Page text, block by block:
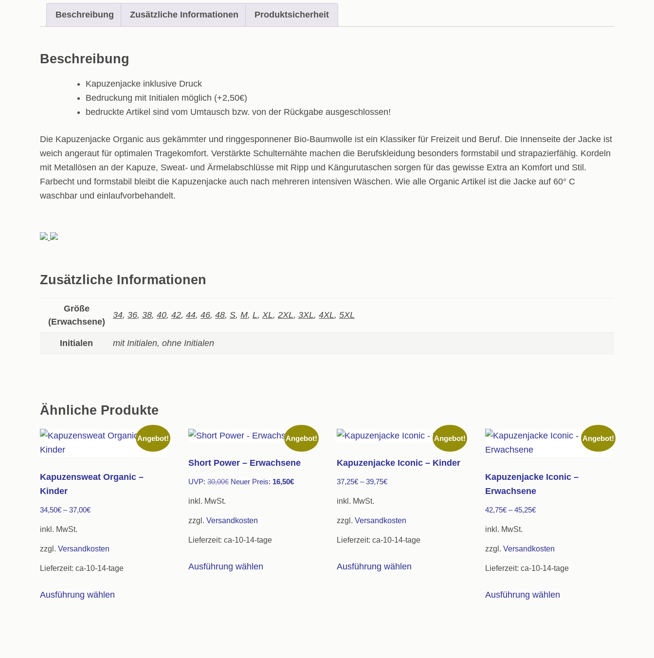
Beschreibung Zusätzliche Informationen Produktsicherheit
Beschreibung
Kapuzenjacke inklusive Druck
Bedruckung mit Initialen möglich (+2,50€)
bedruckte Artikel sind vom Umtausch bzw. von der Rückgabe ausgeschlossen!
Die Kapuzenjacke Organic aus gekämmter und ringgesponnener Bio-Baumwolle ist ein Klassiker für Freizeit und Beruf. Die Innenseite der Jacke ist
weich angeraut für optimalen Tragekomfort. Verstärkte Schulternähte machen die Berufskleidung besonders formstabil und strapazierfähig. Kordeln
mit Metallösen an der Kapuze, Sweat- und Ärmelabschlüsse mit Ripp und Kängurutaschen sorgen für das gewisse Extra an Komfort und Stil.
Farbecht und formstabil bleibt die Kapuzenjacke auch nach mehreren intensiven Wäschen. Wie alle Organic Artikel ist die Jacke auf 60° C
waschbar und einlaufvorbehandelt.
Zusätzliche Informationen
Größe
(Erwachsene)
34, 36, 38, 40, 42, 44, 46, 48, S, M, L, XL, 2XL, 3XL, 4XL, 5XL
Initialen mit Initialen, ohne Initialen
Ähnliche Produkte
Angebot!
Kapuzensweat Organic –
Kinder
34,50€ –37,00€
inkl. MwSt.
zzgl. Versandkosten
Lieferzeit: ca-10-14-tage
Ausführung wählen
Angebot!
Short Power – Erwachsene
UVP: 30,00€ Ursprünglicher
30,00€
Neuer Preis: 16,50€Aktueller
inkl. MwSt.
zzgl.Versandkosten
Lieferzeit:ca-10-14-tage
Ausführung wählen
Angebot!
Kapuzenjacke Iconic – Kinder
37,25€ –39,75€
inkl. MwSt.
zzgl.Versandkosten
Lieferzeit:ca-10-14-tage
Ausführung wählen
Angebot!
Kapuzenjacke Iconic –
Erwachsene
42,75€ –45,25€
inkl. MwSt.
zzgl.Versandkosten
Lieferzeit:ca-10-14-tage
Ausführung wählen